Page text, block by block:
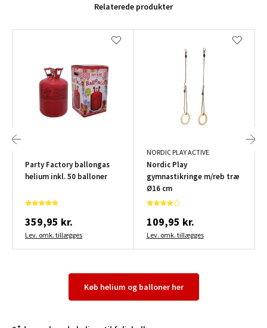
Relaterede produkter
Party Factory ballongas
helium inkl. 50 balloner
359,95 kr.
Lev. omk. tillægges
NORDIC PLAY ACTIVE
Nordic Play
gymnastikringe m/reb træ
Ø16 cm
109,95 kr.
Lev. omk. tillægges
Køb helium og balloner her